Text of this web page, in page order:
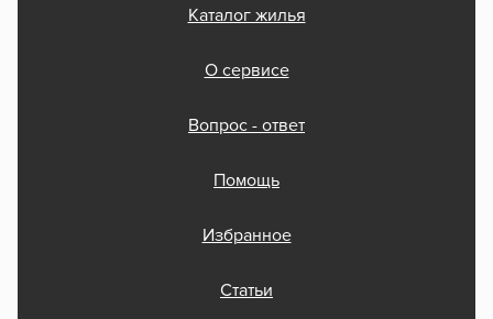
Каталог жилья
О сервисе
Вопрос - ответ
Помощь
Избранное
Статьи